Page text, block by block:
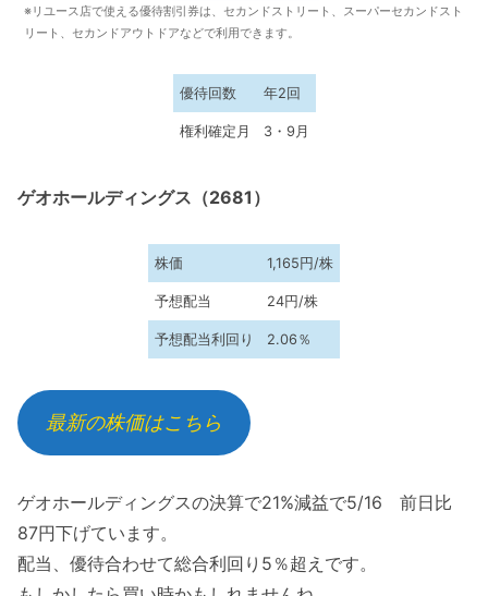
※リユース店で使える優待割引券は、セカンドストリート、スーパーセカンドスト
リート、セカンドアウトドアなどで利用できます。
優待回数 年2回
権利確定月 3・9月
ゲオホールディングス（2681）
株価 1,165円/株
予想配当 24円/株
予想配当利回り 2.06％
最新の株価はこちら
ゲオホールディングスの決算で21%減益で5/16 前日比
87円下げています。
配当、優待合わせて総合利回り5％超えです。